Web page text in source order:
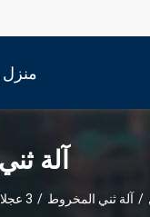
منزل
آلة
/ آلة ثني المخروط / 3 عجلات الهيدروليكية مخروط آلة التدحرج الفولاذ مخروط غطاء ثني